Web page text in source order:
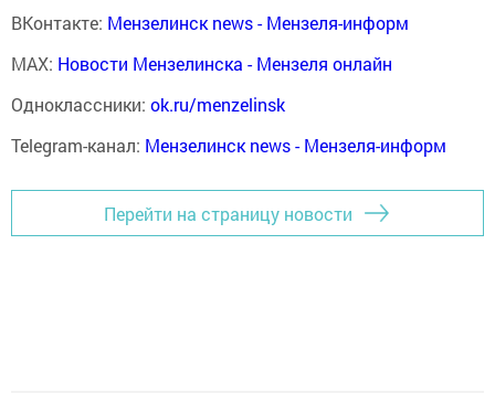
ВКонтакте: Мензелинск news - Мензеля-информ
MAX: Новости Мензелинска - Мензеля онлайн
Одноклассники: ok.ru/menzelinsk
Telegram-канал: Мензелинск news - Мензеля-информ
Перейти на страницу новости